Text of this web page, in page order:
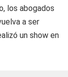
los abogados
a ser
un show en